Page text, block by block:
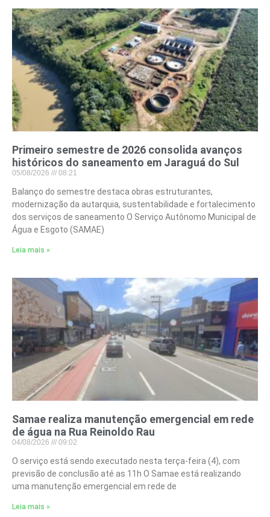
Primeiro semestre de 2026 consolida avanços
históricos do saneamento em Jaraguá do Sul
05/08/2026 08:21
Balanço do semestre destaca obras estruturantes,
modernização da autarquia, sustentabilidade e fortalecimento
dos serviços de saneamento O Serviço Autônomo Municipal de
Água e Esgoto (SAMAE)
Leia mais »
Samae realiza manutenção emergencial em rede
de água na Rua Reinoldo Rau
04/08/2026 09:02
O serviço está sendo executado nesta terça-feira (4), com
previsão de conclusão até as 11h O Samae está realizando
uma manutenção emergencial em rede de
Leia mais »